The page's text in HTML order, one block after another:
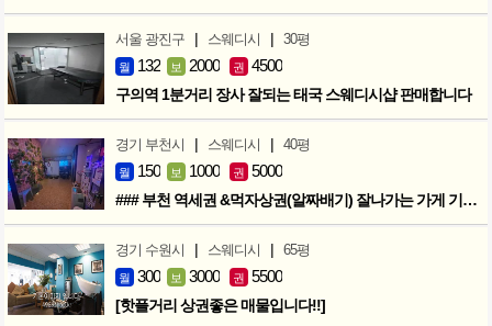
서울 광진구 | 스웨디시 | 30평
월 132 보 2000 권 4500
구의역 1분거리 장사 잘되는 태국 스웨디시샵 판매합니다
경기 부천시 | 스웨디시 | 40평
월 150 보 1000 권 5000
### 부천 역세권 &먹자상권(알짜배기) 잘나가는 가게 기회입니다 ###
경기 수원시 | 스웨디시 | 65평
월 300 보 3000 권 5500
[핫플거리 상권좋은 매물입니다!!]